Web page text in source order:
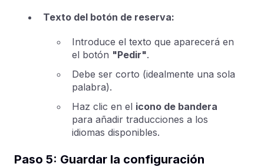
Texto del botón de reserva:
Introduce el texto que aparecerá en
el botón "Pedir".
Debe ser corto (idealmente una sola
palabra).
Haz clic en el icono de bandera
para añadir traducciones a los
idiomas disponibles.
Paso 5: Guardar la configuración